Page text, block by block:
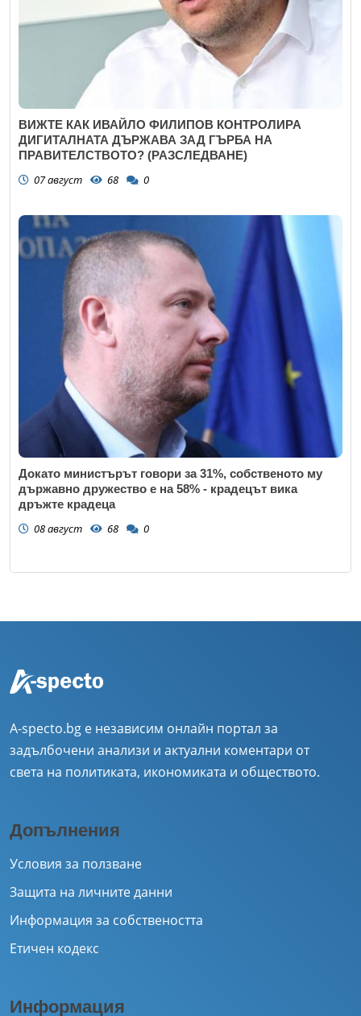
ВИЖТЕ КАК ИВАЙЛО ФИЛИПОВ КОНТРОЛИРА
ДИГИТАЛНАТА ДЪРЖАВА ЗАД ГЪРБА НА
ПРАВИТЕЛСТВОТО? (РАЗСЛЕДВАНЕ)
07 август 68 0
Докато министърът говори за 31%, собственото му
държавно дружество е на 58% - крадецът вика
дръжте крадеца
08 август 68 0
A-specto.bg е независим онлайн портал за
задълбочени анализи и актуални коментари от
света на политиката, икономиката и обществото.
Допълнения
Условия за ползване
Защита на личните данни
Информация за собствеността
Етичен кодекс
Информация